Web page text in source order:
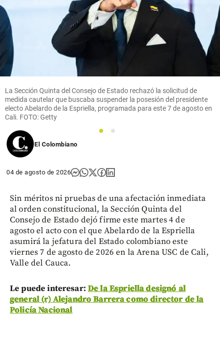
La Sección Quinta del Consejo de Estado rechazó la solicitud de
medida cautelar que buscaba suspender la posesión del presidente
electo Abelardo de la Espriella, programada para este 7 de agosto en
Cali. FOTO: Getty
1
2
El Colombiano
04 de agosto de 2026
Sin méritos ni pruebas de una afectación inmediata
al orden constitucional, la Sección Quinta del
Consejo de Estado dejó firme este martes 4 de
agosto el acto con el que Abelardo de la Espriella
asumirá la jefatura del Estado colombiano este
viernes 7 de agosto de 2026 en la Arena USC de Cali,
Valle del Cauca.
Le puede interesar: De la Espriella designó al
general (r) Alejandro Barrera como director de la
Policía Nacional